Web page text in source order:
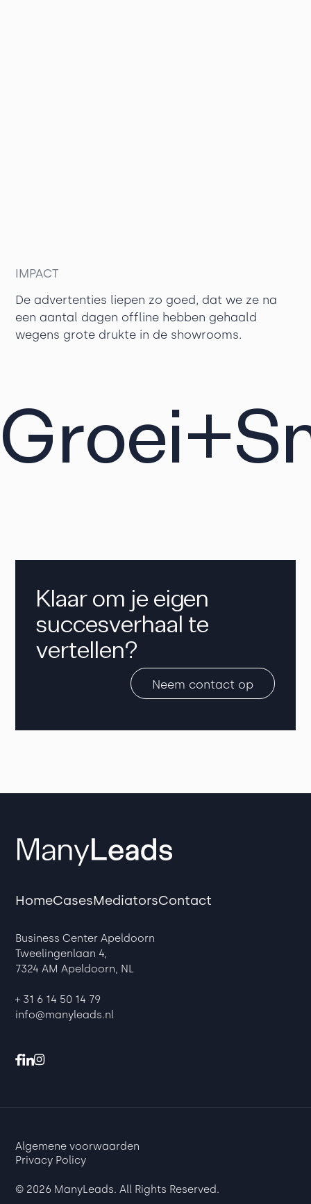
IMPACT
De advertenties liepen zo goed, dat we ze na
een aantal dagen offline hebben gehaald
wegens grote drukte in de showrooms.
Groei+
Klaar om je eigen
succesverhaal te
vertellen?
Neem contact op
Business Center Apeldoorn
Tweelingenlaan 4,
7324 AM Apeldoorn, NL
+ 31 6 14 50 14 79
info@manyleads.nl
HomeCasesMediatorsContact
Algemene voorwaarden
Privacy Policy
© 2026 ManyLeads. All Rights Reserved.